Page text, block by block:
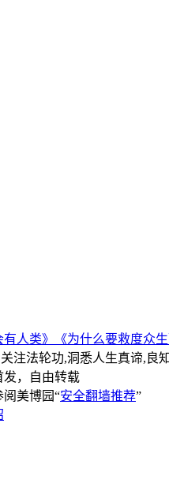
有人类》 《为什么要救度众生
注法轮功,洞悉人生真谛,良
发，自由转载
美博园“安全翻墙推荐”